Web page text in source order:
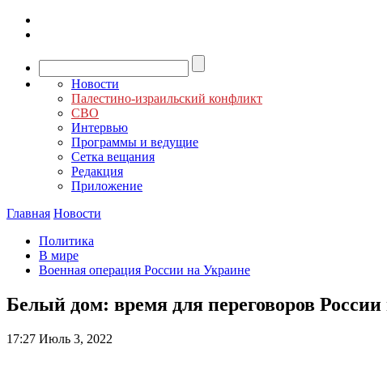
Новости
Палестино-израильский конфликт
СВО
Интервью
Программы и ведущие
Сетка вещания
Редакция
Приложение
Главная Новости
Политика
В мире
Военная операция России на Украине
Белый дом: время для переговоров
17:27 Июль 3, 2022